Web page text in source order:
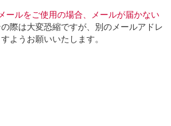
ールをご使用の場合、メールが届かない
の際は大変恐縮ですが、別のメールアドレ
ようお願いいたします。